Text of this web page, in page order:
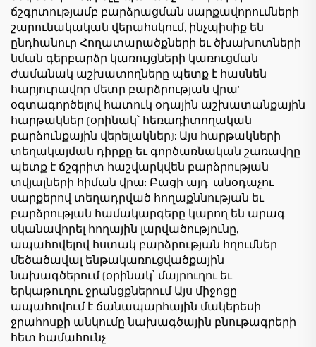
ճշգրտությամբ բարձրացման սարքավորումների
շարունակական վերահսկում, ինչպիսիք են
ընդհանուր Հողատարածքների եւ ծխախոտների
նման գերբարձր կառույցների կառուցման
ժամանակ աշխատողները պետք է հասնեն
հարյուրավոր մետր բարձրության վրա'
օգտագործելով հատուկ օդային աշխատանքային
հարթակներ (օրինակ՝ հեռադիտողական
բարձունքային վերելակներ): Այս հարթակների
տեղակայման դիրքը եւ գործառնական շառավղը
պետք է ճշգրիտ հաշվարկվեն բարձրության
տվյալների հիման վրա: Բացի այդ, անօդաչու
սարքերով տեղադրված հողաքննության եւ
բարձրության համակարգերը կարող են արագ
սկանավորել հողային լարվածությունը,
ապահովելով հստակ բարձրության հղումներ
մեծածավալ ենթակառուցվածքային
նախագծերում (օրինակ՝ մայրուղու եւ
երկաթուղու ջրանցքներում Այս միջոցը
ապահովում է ճանապարհային մակերեսի
ջրահոսքի անկումը նախագծային բնութագրերի
հետ համահունչ: